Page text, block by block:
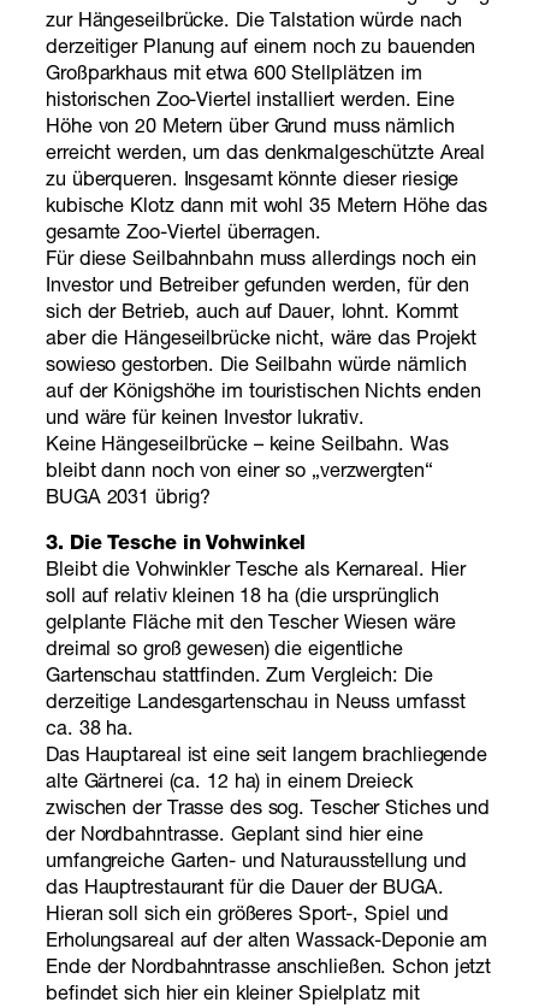
zur Hängeseilbrücke. Die Talstation würde nach
derzeitiger Planung auf einem noch zu bauenden
Großparkhaus mit etwa 600 Stellplätzen im
historischen Zoo-Viertel installiert werden. Eine
Höhe von 20 Metern über Grund muss nämlich
erreicht werden, um das denkmalgeschützte Areal
zu überqueren. Insgesamt könnte dieser riesige
kubische Klotz dann mit wohl 35 Metern Höhe das
gesamte Zoo-Viertel überragen.
Für diese Seilbahnbahn muss allerdings noch ein
Investor und Betreiber gefunden werden, für den
sich der Betrieb, auch auf Dauer, lohnt. Kommt
aber die Hängeseilbrücke nicht, wäre das Projekt
sowieso gestorben. Die Seilbahn würde nämlich
auf der Königshöhe im touristischen Nichts enden
und wäre für keinen Investor lukrativ.
Keine Hängeseilbrücke – keine Seilbahn. Was
bleibt dann noch von einer so „verzwergten“
BUGA 2031 übrig?
3. Die Tesche in Vohwinkel
Bleibt die Vohwinkler Tesche als Kernareal. Hier
soll auf relativ kleinen 18 ha (die ursprünglich
gelplante Fläche mit den Tescher Wiesen wäre
dreimal so groß gewesen) die eigentliche
Gartenschau stattfinden. Zum Vergleich: Die
derzeitige Landesgartenschau in Neuss umfasst
ca. 38 ha.
Das Hauptareal ist eine seit langem brachliegende
alte Gärtnerei (ca. 12 ha) in einem Dreieck
zwischen der Trasse des sog. Tescher Stiches und
der Nordbahntrasse. Geplant sind hier eine
umfangreiche Garten- und Naturausstellung und
das Hauptrestaurant für die Dauer der BUGA.
Hieran soll sich ein größeres Sport-, Spiel und
Erholungsareal auf der alten Wassack-Deponie am
Ende der Nordbahntrasse anschließen. Schon jetzt
befindet sich hier ein kleiner Spielplatz mit